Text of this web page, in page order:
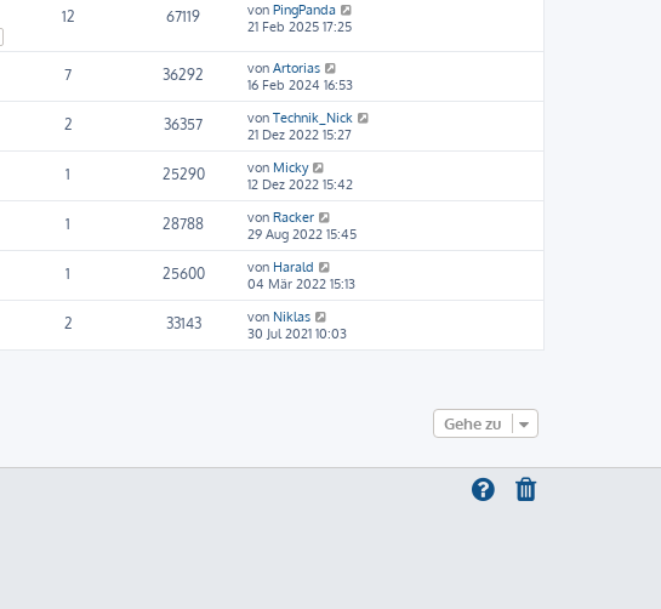
12 67119 von PingPanda
21 Feb 2025 17:25
7 36292 von Artorias
16 Feb 2024 16:53
2 36357 von Technik_Nick
21 Dez 2022 15:27
1 25290 von Micky
12 Dez 2022 15:42
1 28788 von Racker
29 Aug 2022 15:45
1 25600 von Harald
04 Mär 2022 15:13
2 33143 von Niklas
30 Jul 2021 10:03
Gehe zu